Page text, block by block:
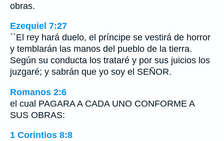
obras.
Ezequiel 7:27
``El rey hará duelo, el príncipe se vestirá de horror
y temblarán las manos del pueblo de la tierra.
Según su conducta los trataré y por sus juicios los
juzgaré; y sabrán que yo soy el SEÑOR.
Romanos 2:6
el cual PAGARA A CADA UNO CONFORME A
SUS OBRAS:
1 Corintios 8:8